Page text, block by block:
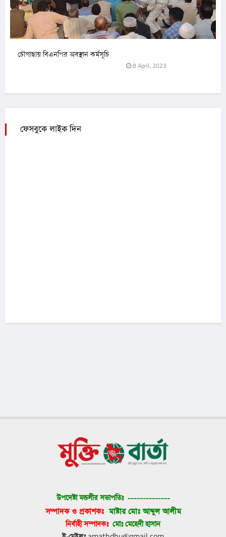
চৌগাছায় বিএনপির অবস্থান কর্মসূচি
8 April, 2023
ফেসবুকে লাইক দিন
উপদেষ্টা মন্ডলীর সভাপতিঃ --------------
সম্পাদক ও প্রকাশকঃ মাষ্টার মোঃ আব্দুল আলীম
নির্বাহী সম্পাদকঃ মোঃ মেহেদী হাসান